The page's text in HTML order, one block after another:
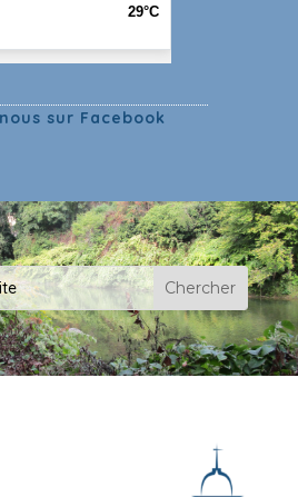
sur Facebook